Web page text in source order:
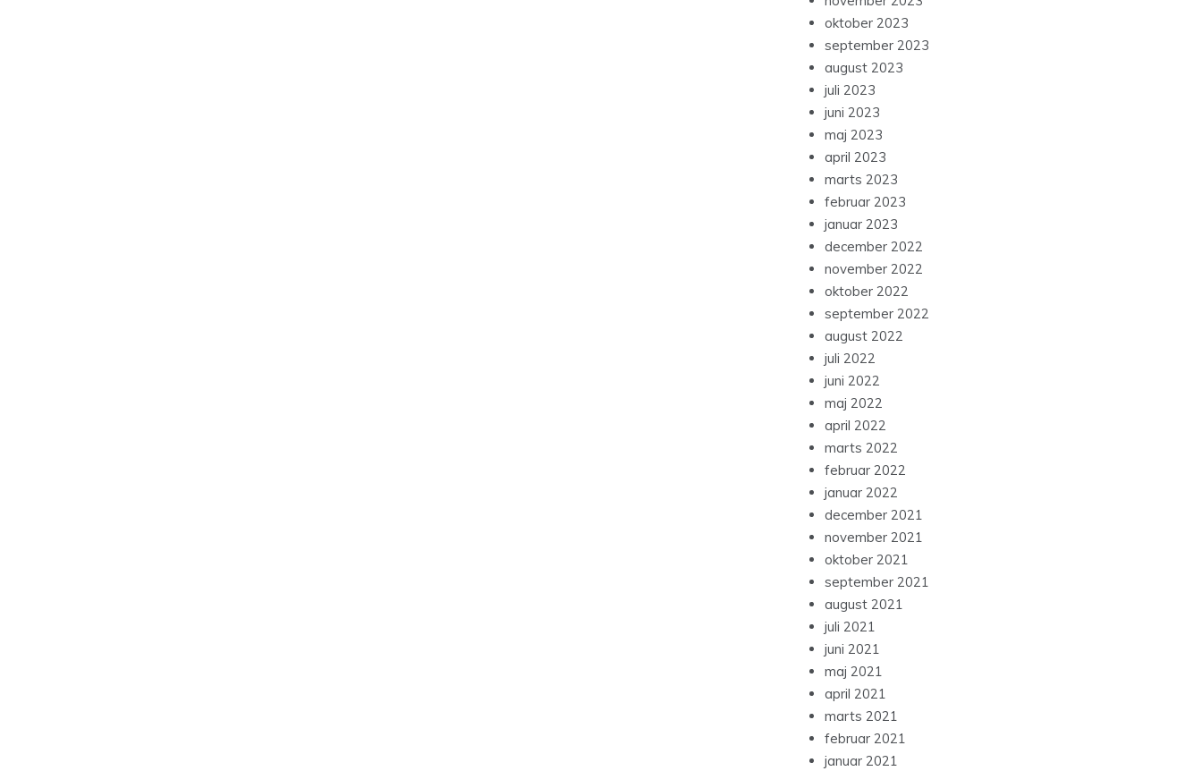
oktober 2023
september 2023
august 2023
juli 2023
juni 2023
maj 2023
april 2023
marts 2023
februar 2023
januar 2023
december 2022
november 2022
oktober 2022
september 2022
august 2022
juli 2022
juni 2022
maj 2022
april 2022
marts 2022
februar 2022
januar 2022
december 2021
november 2021
oktober 2021
september 2021
august 2021
juli 2021
juni 2021
maj 2021
april 2021
marts 2021
februar 2021
januar 2021